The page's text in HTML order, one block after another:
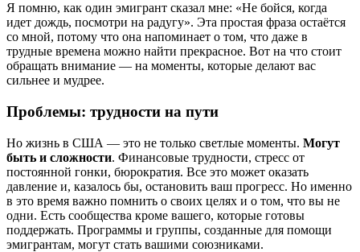
Я помню, как один эмигрант сказал мне: «Не бойся, когда
идет дождь, посмотри на радугу». Эта простая фраза остаётся
со мной, потому что она напоминает о том, что даже в
трудные времена можно найти прекрасное. Вот на что стоит
обращать внимание — на моменты, которые делают вас
сильнее и мудрее.
Проблемы: трудности на пути
Но жизнь в США — это не только светлые моменты. Могут
быть и сложности. Финансовые трудности, стресс от
постоянной гонки, бюрократия. Все это может оказать
давление и, казалось бы, остановить ваш прогресс. Но именно
в это время важно помнить о своих целях и о том, что вы не
одни. Есть сообщества кроме вашего, которые готовы
поддержать. Программы и группы, созданные для помощи
эмигрантам, могут стать вашими союзниками.